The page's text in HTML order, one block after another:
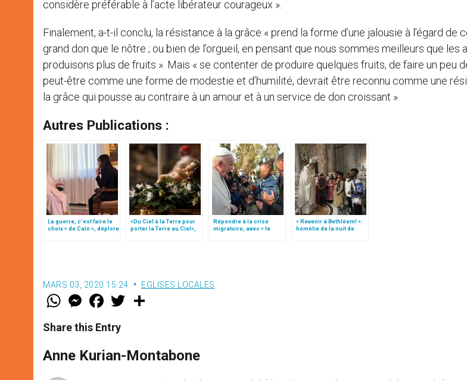
considère préférable à l’acte libérateur courageux ».
Finalement, a-t-il conclu, la résistance à la grâce « prend la forme d’une jalousie à l’égard de
grand don que le nôtre ; ou bien de l’orgueil, en pensant que nous sommes meilleurs que les
produisons plus de fruits ». Mais « se contenter de produire quelques fruits, de faire un peu
peut-être comme une forme de modestie et d’humilité, devrait être reconnu comme une
la grâce qui pousse au contraire à un amour et à un service de don croissant ».
Autres Publications :
La guerre, c’est faire le
choix « de Caïn », déplore
«Du Ciel à la Terre pour
porter la Terre au Ciel»,
Répondre à la crise
migratoire, avec « le
« Revenir à Bethléem! »:
homélie de la nuit de
Noël (texte complet)
MARS 03, 2020 15:24 EGLISES LOCALES
W
t
s
p
p
M
e
s
e
g
e
F
a
e
b
o
k
w
r
Share this Entry
Anne Kurian-Montabone